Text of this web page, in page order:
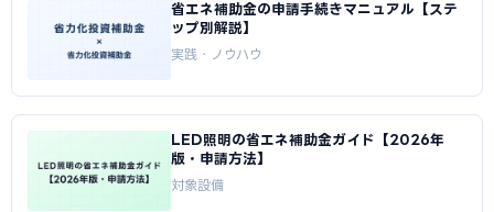
省エネ補助金の申請手続きマニュアル【ステ
ップ別解説】
実践・ノウハウ
LED照明の省エネ補助金ガイド【2026年
版・申請方法】
対象設備